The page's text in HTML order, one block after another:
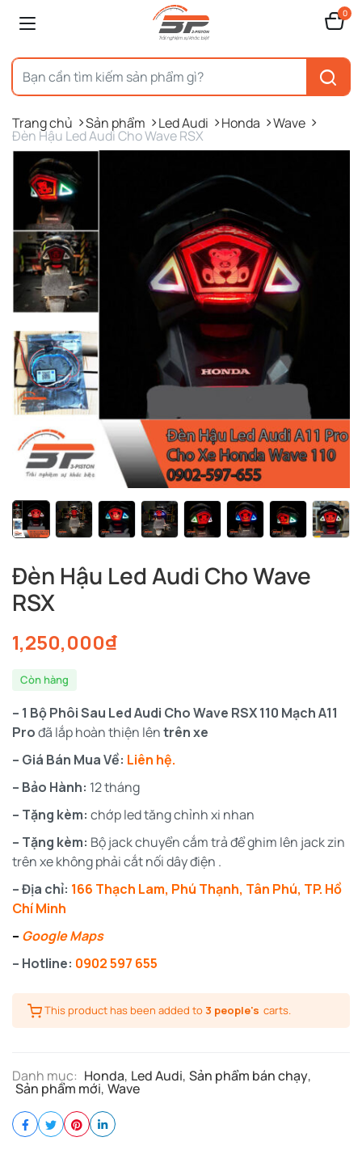
0
Trang chủ Sản phẩm Led Audi Honda Wave
Đèn Hậu Led Audi Cho Wave RSX
Đèn Hậu Led Audi Cho Wave
RSX
1,250,000₫
Còn hàng
– 1 Bộ Phôi Sau Led Audi Cho Wave RSX 110 Mạch A11
Prođã lắp hoàn thiện lêntrên xe
– Giá Bán Mua Về: Liên hệ.
– Bảo Hành: 12 tháng
– Tặng kèm: chớp led tăng chỉnh xi nhan
– Tặng kèm: Bộ jack chuyển cắm trả để ghim lên jack zin
trên xe không phải cắt nối dây điện .
– Địa chỉ: 166 Thạch Lam, Phú Thạnh, Tân Phú, TP. Hồ
Chí Minh
– Google Maps
– Hotline: 0902 597 655
This product has been added to 3 people's carts.
Danh mục: Honda, Led Audi, Sản phẩm bán chạy,
Sản phẩm mới, Wave